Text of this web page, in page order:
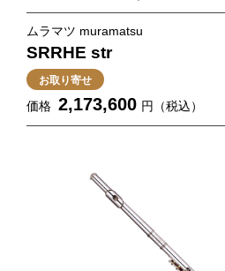
ムラマツ muramatsu
SRRHE str
お取り寄せ
価格 2,173,600 円（税込）
ギター・エフェクタ
ー